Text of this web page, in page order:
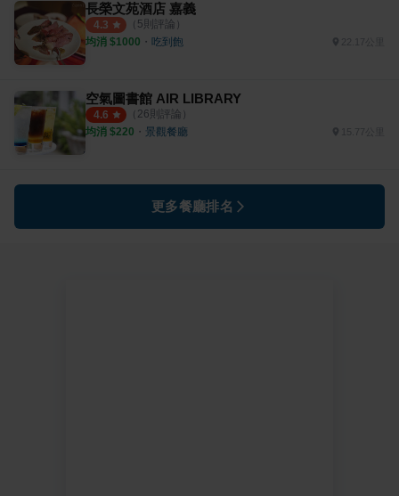
長榮文苑酒店 嘉義
4.3 （ 5則評論）
均消 $1000 ・ 吃到飽
空氣圖書館 AIR LIBRARY
4.6 （ 26則評論）
均消 $220 ・ 景觀餐廳 15.77公里
更多餐廳排名